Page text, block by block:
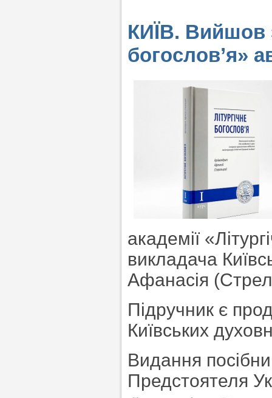
КИЇВ. Вийшов
богослов’я»
академії
викладача
Афанасія
Підручник є
Київських
Видання
Предстоятеля